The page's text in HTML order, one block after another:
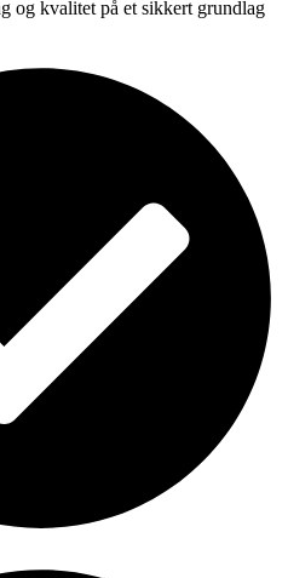
og kvalitet på et sikkert grundlag